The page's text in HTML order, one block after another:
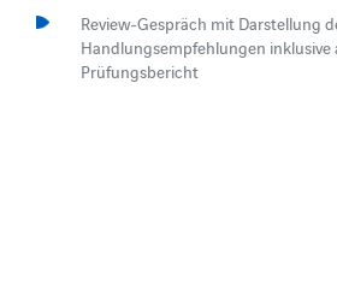
Review-Gespräch mit Darstellung
Handlungsempfehlungen
Prüfungsbericht